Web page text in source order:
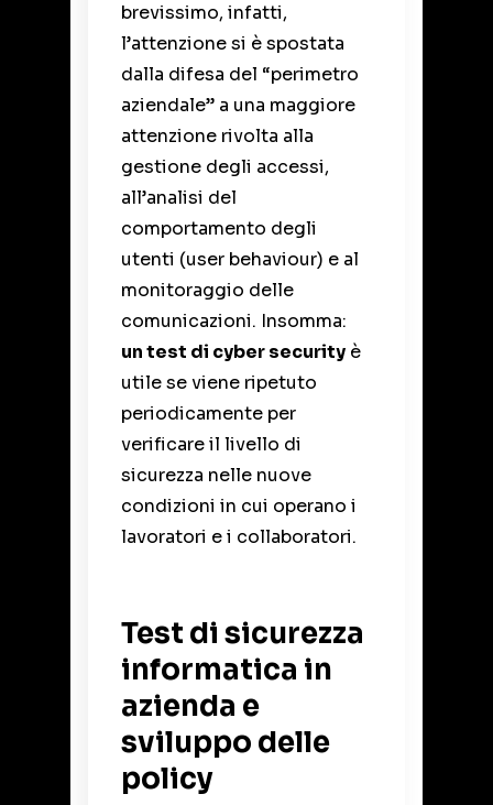
brevissimo, infatti,
l’attenzione si è spostata
dalla difesa del “perimetro
aziendale” a una maggiore
attenzione rivolta alla
gestione degli accessi,
all’analisi del
comportamento degli
utenti (user behaviour) e al
monitoraggio delle
comunicazioni. Insomma:
un test di cyber security è
utile se viene ripetuto
periodicamente per
verificare il livello di
sicurezza nelle nuove
condizioni in cui operano i
lavoratori e i collaboratori.
Test di sicurezza
informatica in
azienda e
sviluppo delle
policy